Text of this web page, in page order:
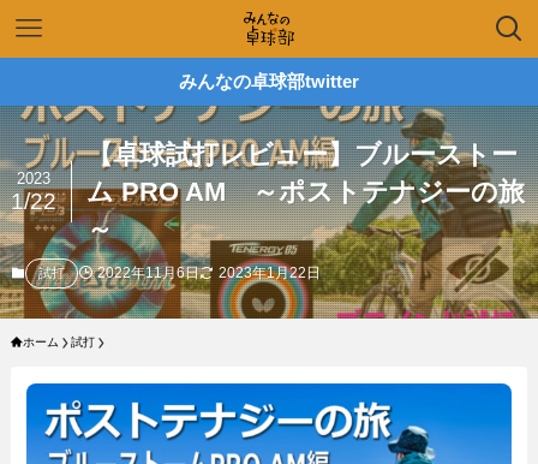
みんなの卓球部twitter
【卓球試打レビュー】ブルーストー
ム PRO AM ～ポストテナジーの旅
～
2023
1/22
試打 2022年11月6日 2023年1月22日
ホーム 試打